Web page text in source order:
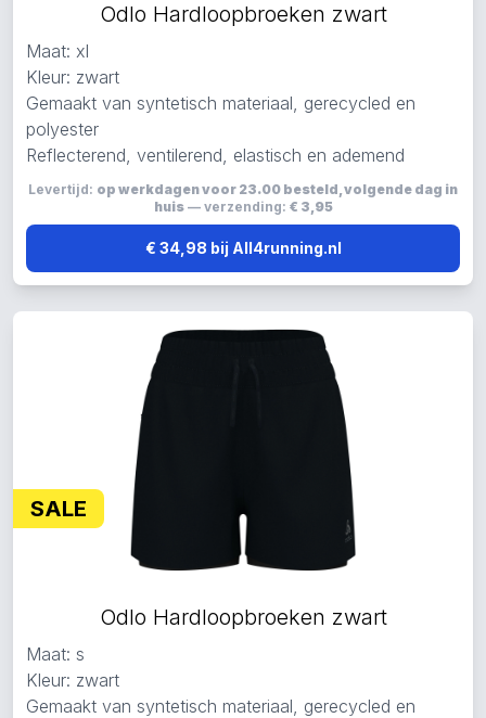
Odlo Hardloopbroeken zwart
Maat: xl
Kleur: zwart
Gemaakt van syntetisch materiaal, gerecycled en
polyester
Reflecterend, ventilerend, elastisch en ademend
Levertijd: op werkdagen voor 23.00 besteld, volgende dag in
huis— verzending: € 3,95
€ 34,98 bij All4running.nl
SALE
Odlo Hardloopbroeken zwart
Maat: s
Kleur: zwart
Gemaakt van syntetisch materiaal, gerecycled en